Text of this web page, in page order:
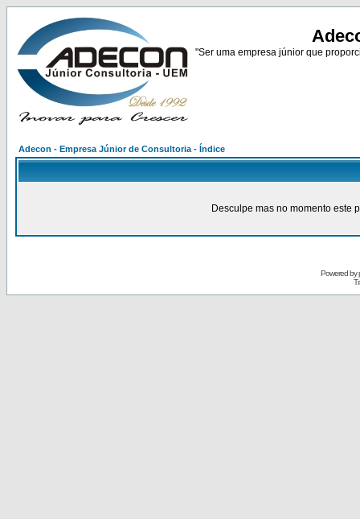
"Ser uma empresa júnior que
Adecon - Empresa Júnior de Consultoria - Índice
Desculpe mas no momento este
Powered by